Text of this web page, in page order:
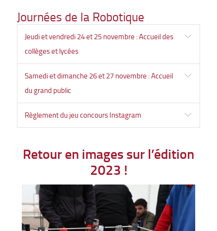
Journées de la Robotique
Jeudi et vendredi 24 et 25 novembre : Accueil des
collèges et lycées
Samedi et dimanche 26 et 27 novembre : Accueil
du grand public
Règlement du jeu concours Instagram
Retour en images sur l’édition
2023 !